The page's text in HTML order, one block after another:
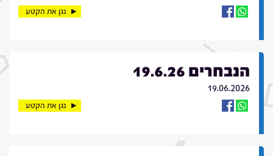
נגן את הקטע
הנבחרים 19.6.26
19.06.2026
נגן את הקטע